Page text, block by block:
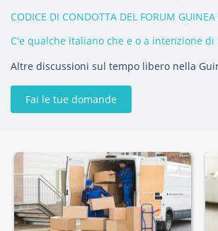
CODICE DI CONDOTTA DEL FORUM GUINEA
Altre discussioni sul tempo libero nella
Fai le tue domande